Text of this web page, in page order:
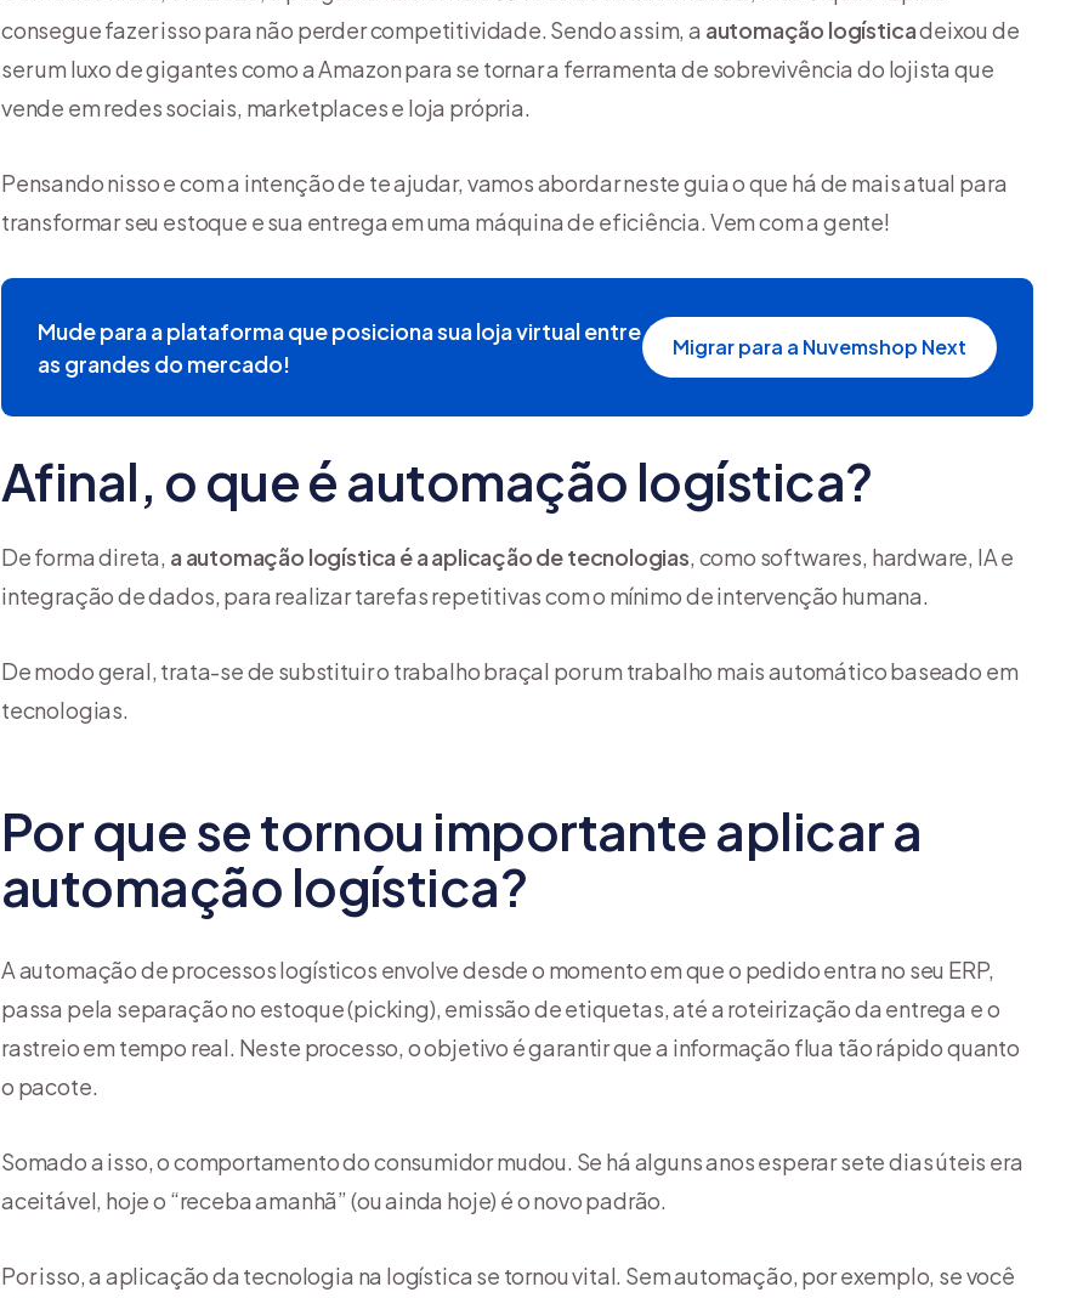
consegue fazer isso para não perder competitividade. Sendo assim, a automação logísticadeixou de
ser um luxo de gigantes como a Amazon para se tornar a ferramenta de sobrevivência do lojista que
vende em redes sociais, marketplaces e loja própria.
Pensando nisso e com a intenção de te ajudar, vamos abordar neste guia o que há de mais atual para
transformar seu estoque e sua entrega em uma máquina de eficiência. Vem com a gente!
Mude para a plataforma que posiciona sua loja virtual entre
as grandes do mercado!
Migrar para a Nuvemshop Next
Afinal, o que é automação logística?
De forma direta, a automação logística é a aplicação de tecnologias, como softwares, hardware, IA e
integração de dados, para realizar tarefas repetitivas com o mínimo de intervenção humana.
De modo geral, trata-se de substituir o trabalho braçal por um trabalho mais automático baseado em
tecnologias.
Por que se tornou importante aplicar a
automação logística?
A automação de processos logísticos envolve desde o momento em que o pedido entra no seu ERP,
passa pela separação no estoque (picking), emissão de etiquetas, até a roteirização da entrega e o
rastreio em tempo real. Neste processo, o objetivo é garantir que a informação flua tão rápido quanto
o pacote.
Somado a isso, o comportamento do consumidor mudou. Se há alguns anos esperar sete dias úteis era
aceitável, hoje o “receba amanhã” (ou ainda hoje) é o novo padrão.
Por isso, a aplicação da tecnologia na logística se tornou vital. Sem automação, por exemplo, se você